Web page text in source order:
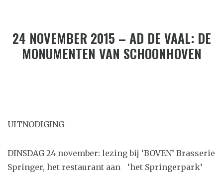
24 NOVEMBER 2015 – AD DE VAAL: DE
MONUMENTEN VAN SCHOONHOVEN
UITNODIGING
DINSDAG 24 november: lezing bij ‘BOVEN’ Brasserie
Springer, het restaurant aan ‘het Springerpark’